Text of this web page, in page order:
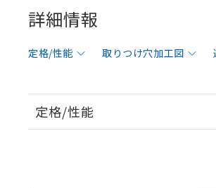
詳細情報
定格/性能 取りつけ穴加工図
定格/性能